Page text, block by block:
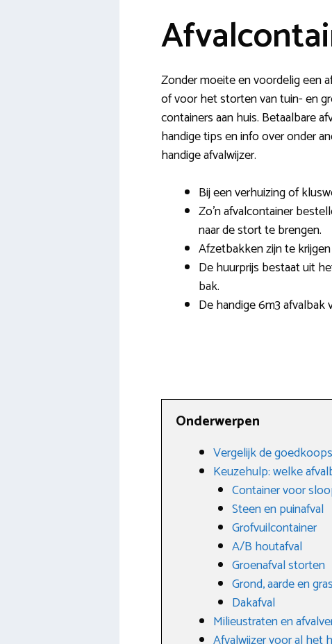
Zonder moeite en voordelig een
of voor het storten van tuin- en
containers aan huis. Betaalbare
handige tips en info over onder
handige afvalwijzer.
Bij een verhuizing of
Zo’n afvalcontainer
naar de stort te brengen.
Afzetbakken zijn te
De huurprijs bestaat uit
bak.
De handige 6m3
Onderwerpen
Vergelijk de
Keuzehulp: welke
Container voor
Steen en puinafval
Grofvuilcontainer
A/B houtafval
Groenafval storten
Grond, aarde en
Dakafval
Milieustraten en